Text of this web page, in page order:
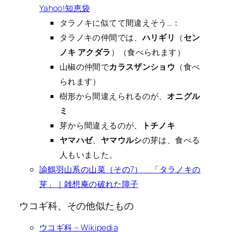
Yahoo!知恵袋
タラノキに似てて間違えそう…：
タラノキの仲間では、ハリギリ （セン
ノキ アクダラ ）（食べられます）
山椒の仲間でカラスザンショウ （食べ
られます）
樹形から間違えられるのが、 オニグル
ミ
芽から間違えるのが、
トチノキ
ヤマハゼ、 ヤマウルシの芽は、食べる
人もいました。
諭鶴羽山系の山菜（その7） 「タラノキの
芽」｜雑想庵の破れた障子
ウコギ科、その他似たもの
ウコギ科 – Wikipedia